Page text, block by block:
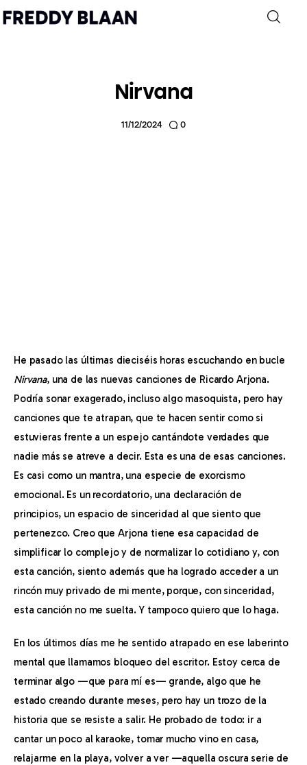
Nirvana
11/12/2024 0
He pasado las últimas dieciséis horas escuchando en bucle
Nirvana, una de las nuevas canciones de Ricardo Arjona.
Podría sonar exagerado, incluso algo masoquista, pero hay
canciones que te atrapan, que te hacen sentir como si
estuvieras frente a un espejo cantándote verdades que
nadie más se atreve a decir. Esta es una de esas canciones.
Es casi como un mantra, una especie de exorcismo
emocional. Es un recordatorio, una declaración de
principios, un espacio de sinceridad al que siento que
pertenezco. Creo que Arjona tiene esa capacidad de
simplificar lo complejo y de normalizar lo cotidiano y, con
esta canción, siento además que ha logrado acceder a un
rincón muy privado de mi mente, porque, con sinceridad,
esta canción no me suelta. Y tampoco quiero que lo haga.
En los últimos días me he sentido atrapado en ese laberinto
mental que llamamos bloqueo del escritor. Estoy cerca de
terminar algo —que para mí es— grande, algo que he
estado creando durante meses, pero hay un trozo de la
historia que se resiste a salir. He probado de todo: ir a
cantar un poco al karaoke, tomar mucho vino en casa,
relajarme en la playa, volver a ver —aquella oscura serie de